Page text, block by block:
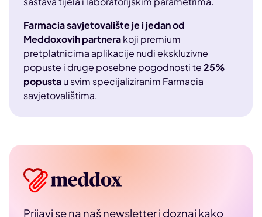
Farmacia savjetovalište je i jedan od
Meddoxovih partnerakoji premium
pretplatnicima aplikacije nudi ekskluzivne
popuste i druge posebne pogodnosti te25%
popustau svim specijaliziranim Farmacia
savjetovalištima.
Prijavi se na naš newsletter i doznaj kako